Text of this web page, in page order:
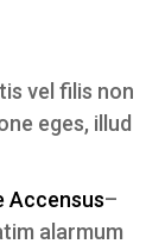
vel filis non
eges, illud
Accensus–
alarmum